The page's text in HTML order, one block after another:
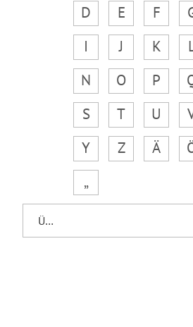
D
E F
I
J K
N
O P
S
T U
Y
Z Ä
„